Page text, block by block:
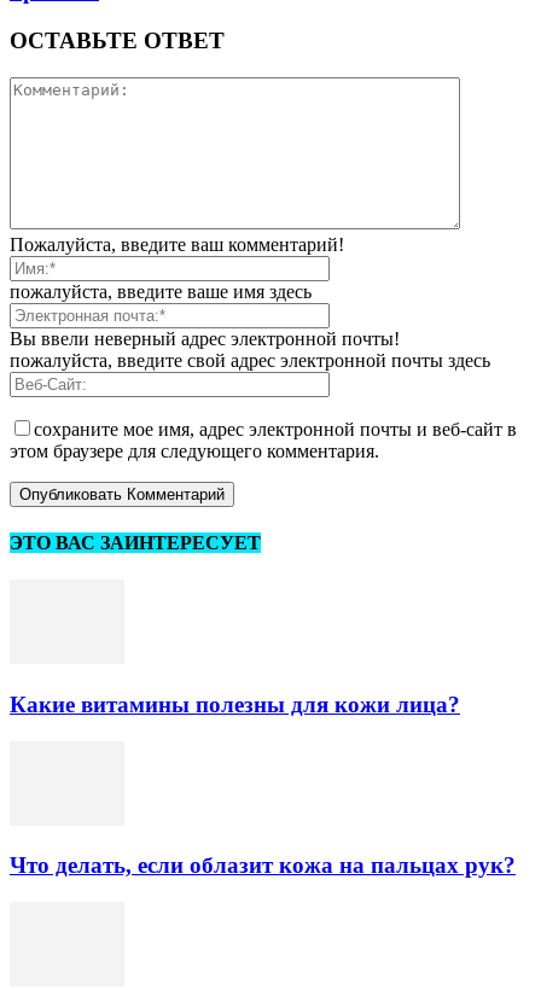
ОСТАВЬТЕ ОТВЕТ
Пожалуйста, введите ваш комментарий!
пожалуйста, введите ваше имя здесь
Вы ввели неверный адрес электронной почты!
пожалуйста, введите свой адрес электронной почты здесь
сохраните мое имя, адрес электронной почты и веб-сайт в
этом браузере для следующего комментария.
ЭТО ВАС ЗАИНТЕРЕСУЕТ
Какие витамины полезны для кожи лица?
Что делать, если облазит кожа на пальцах рук?